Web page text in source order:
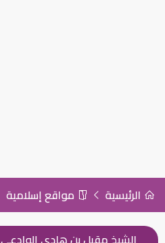
الرئيسية مواقع إسلامية